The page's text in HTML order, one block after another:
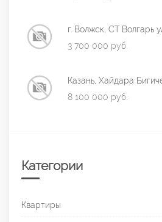
г. Волжск, СТ Волгарь
3 700 000 руб.
Казань, Хайдара
8 100 000 руб.
Категории
Квартиры